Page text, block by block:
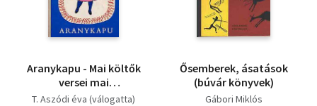
Aranykapu - Mai költők
versei mai
gyerekeknek
T. Aszódi éva (válogatta)
Ősemberek, ásatások
(búvár könyvek)
Gábori Miklós